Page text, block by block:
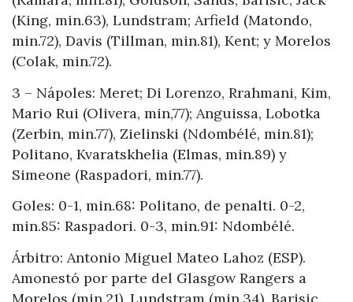
(King, min.63), Lundstram; Arfield (Matondo,
min.72), Davis (Tillman, min.81), Kent; y Morelos
(Colak, min.72).
3 – Nápoles: Meret; Di Lorenzo, Rrahmani, Kim,
Mario Rui (Olivera, min,77); Anguissa, Lobotka
(Zerbin, min.77), Zielinski (Ndombélé, min.81);
Politano, Kvaratskhelia (Elmas, min.89) y
Simeone (Raspadori, min.77).
Goles: 0-1, min.68: Politano, de penalti. 0-2,
min.85: Raspadori. 0-3, min.91: Ndombélé.
Árbitro: Antonio Miguel Mateo Lahoz (ESP).
Amonestó por parte del Glasgow Rangers a
Morelos (min.21), Lundstram (min.34), Barisic